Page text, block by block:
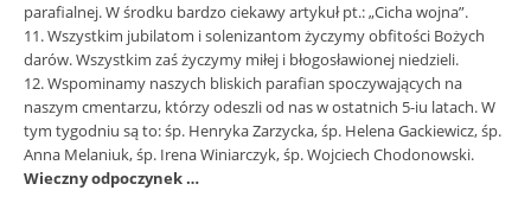
parafialnej. W środku bardzo ciekawy artykuł pt.: „Cicha wojna”.
11. Wszystkim jubilatom i solenizantom życzymy obfitości Bożych
darów. Wszystkim zaś życzymy miłej i błogosławionej niedzieli.
12. Wspominamy naszych bliskich parafian spoczywających na
naszym cmentarzu, którzy odeszli od nas w ostatnich 5-iu latach. W
tym tygodniu są to: śp. Henryka Zarzycka, śp. Helena Gackiewicz, śp.
Anna Melaniuk, śp. Irena Winiarczyk, śp. Wojciech Chodonowski.
Wieczny odpoczynek …